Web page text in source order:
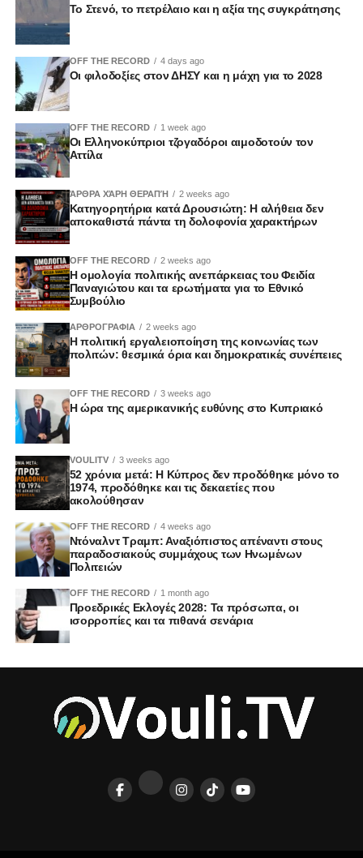
Το Στενό, το πετρέλαιο και η αξία της συγκράτησης
OFF THE RECORD 4 days ago
Οι φιλοδοξίες στον ΔΗΣΥ και η μάχη για το 2028
OFF THE RECORD 1 week ago
Οι Ελληνοκύπριοι τζογαδόροι αιμοδοτούν τον
Αττίλα
ΆΡΘΡΑ ΧΆΡΗ ΘΕΡΑΠΉ 2 weeks ago
Κατηγορητήρια κατά Δρουσιώτη: Η αλήθεια δεν
αποκαθιστά πάντα τη δολοφονία χαρακτήρων
OFF THE RECORD 2 weeks ago
Η ομολογία πολιτικής ανεπάρκειας του Φειδία
Παναγιώτου και τα ερωτήματα για το Εθνικό
Συμβούλιο
ΑΡΘΡΟΓΡΑΦΙΑ 2 weeks ago
Η πολιτική εργαλειοποίηση της κοινωνίας των
πολιτών: θεσμικά όρια και δημοκρατικές συνέπειες
OFF THE RECORD 3 weeks ago
Η ώρα της αμερικανικής ευθύνης στο Κυπριακό
VOULITV 3 weeks ago
52 χρόνια μετά: Η Κύπρος δεν προδόθηκε μόνο το
1974, προδόθηκε και τις δεκαετίες που
ακολούθησαν
OFF THE RECORD 4 weeks ago
Ντόναλντ Τραμπ: Αναξιόπιστος απέναντι στους
παραδοσιακούς συμμάχους των Ηνωμένων
Πολιτειών
OFF THE RECORD 1 month ago
Προεδρικές Εκλογές 2028: Τα πρόσωπα, οι
ισορροπίες και τα πιθανά σενάρια